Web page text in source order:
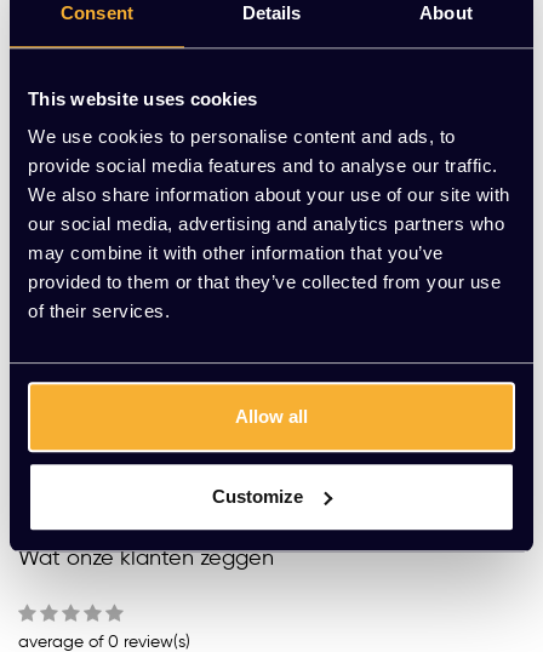
Consent Details About
This website uses cookies
We use cookies to personalise content and ads, to
provide social media features and to analyse our traffic.
We also share information about your use of our site with
our social media, advertising and analytics partners who
may combine it with other information that you’ve
provided to them or that they’ve collected from your use
of their services.
Allow all
Customize
Stofgroep:*
Op voorraad
Aantal - +
Vraag jouw persoonlijke aanbieding aan
Gratis montage
Meer dan 20 jaar ervaring
Productomschrijving
Wat onze klanten zeggen
average of 0 review(s)